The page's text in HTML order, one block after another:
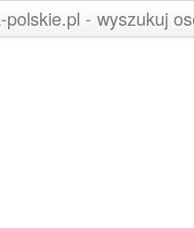
polskie.pl - wyszukuj